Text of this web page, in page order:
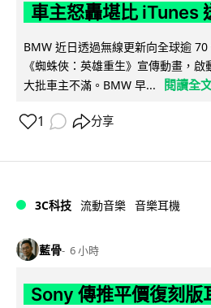
車主怒轟堪比 iTunes
BMW 近日透過無線更新向全球逾
《蜘蛛俠：英雄重生》宣傳動畫，
大批車主不滿。BMW 早...
閱讀全
1 分享
3C科技 流動音樂 音樂耳機
藍骨 6 小時
Sony 傳推平價復刻